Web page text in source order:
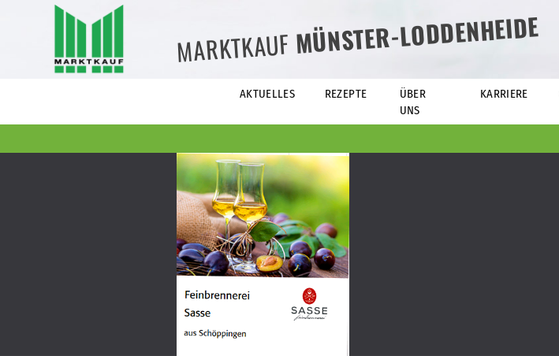
MARKTKAUFMÜNSTER-LODDENHEIDE
AKTUELLES REZEPTE
ÜBER
UNS
KARRIERE